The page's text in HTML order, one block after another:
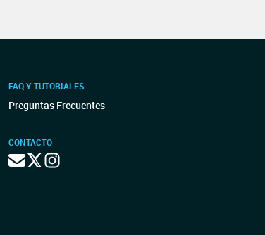
FAQ Y TUTORIALES
Preguntas Frecuentes
CONTACTO